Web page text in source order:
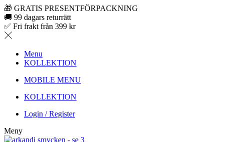
🎁 GRATIS PRESENTFÖRPACKNING
🚚 99 dagars returrätt
✅ Fri frakt från 399 kr
Menu
KOLLEKTION
MOBILE MENU
KOLLEKTION
Login / Register
Meny